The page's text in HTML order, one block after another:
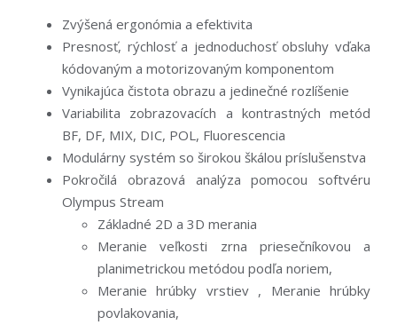
Zvýšená ergonómia a efektivita
Presnosť, rýchlosť a jednoduchosť obsluhy vďaka
kódovaným a motorizovaným komponentom
Vynikajúca čistota obrazu a jedinečné rozlíšenie
Variabilita zobrazovacích a kontrastných metód
BF, DF, MIX, DIC, POL, Fluorescencia
Modulárny systém so širokou škálou príslušenstva
Pokročilá obrazová analýza pomocou softvéru
Olympus Stream
Základné 2D a 3D merania
Meranie veľkosti zrna priesečníkovou a
planimetrickou metódou podľa noriem,
Meranie hrúbky vrstiev , Meranie hrúbky
povlakovania,